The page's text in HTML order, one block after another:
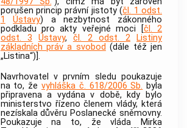
porušen princip právní jistoty (čl. 1 odst.
1
Ústavy) a nezbytnost zákonného
podkladu pro akty veřejné moci [čl. 2
odst. 3
Ústavy, čl. 2 odst. 2
Listiny
základních práv a svobod (dále též jen
„Listina“)].
Navrhovatel v prvním sledu poukazuje
na to, že vyhláška č. 618/2006 Sb. byla
připravena a vydána v době, kdy bylo
ministerstvo řízeno členem vlády, která
nezískala důvěru Poslanecké sněmovny.
Poukazuje na to, že vláda Mirka